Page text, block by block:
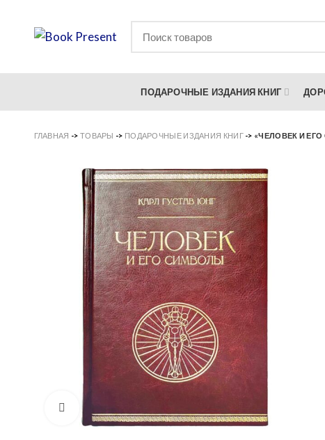
ПОДАРОЧНЫЕ ИЗДАНИЯ КНИГ
ГЛАВНАЯ -> ТОВАРЫ -> ПОДАРОЧНЫЕ ИЗДАНИЯ КНИГ-> «ЧЕЛОВЕК И
Увеличить